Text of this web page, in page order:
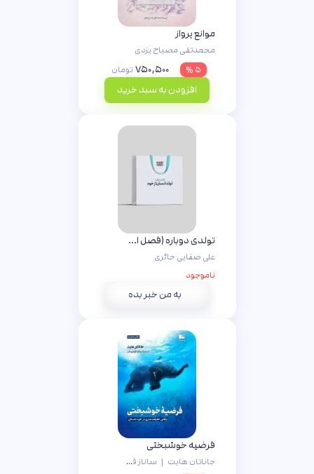
موانع پرواز
محمدتقی مصباح یزدی
۵ %
۷۵۰,۵۰۰ تومان
افزودن به سبد خرید
تولدی دوباره (فصل اول: تولد انسان از خود)
علی صفایی حائری
ناموجود
به من خبر بده
فرضیه خوشبختی
جاناتان هایت | ساناز فرشیدفر